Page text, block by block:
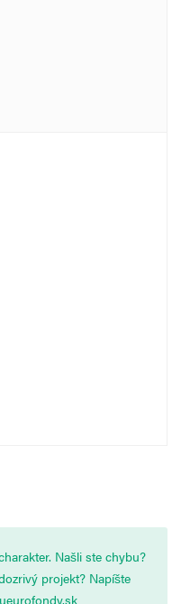
Našli ste chybu?
projekt? Napíšte